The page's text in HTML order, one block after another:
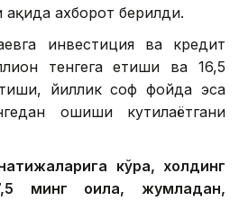
ахборот берилди.
инвестиция ва кредит
тенгега етиши ва 16,5
йиллик соф фойда эса
ошиши кутилаётгани
кўра, холдинг
минг оила, жумладан,